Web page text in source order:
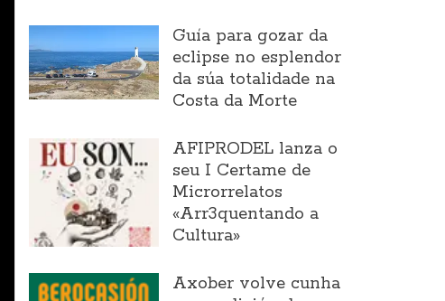
Guía para gozar da
eclipse no esplendor
da súa totalidade na
Costa da Morte
AFIPRODEL lanza o
seu I Certame de
Microrrelatos
«Arr3quentando a
Cultura»
Axober volve cunha